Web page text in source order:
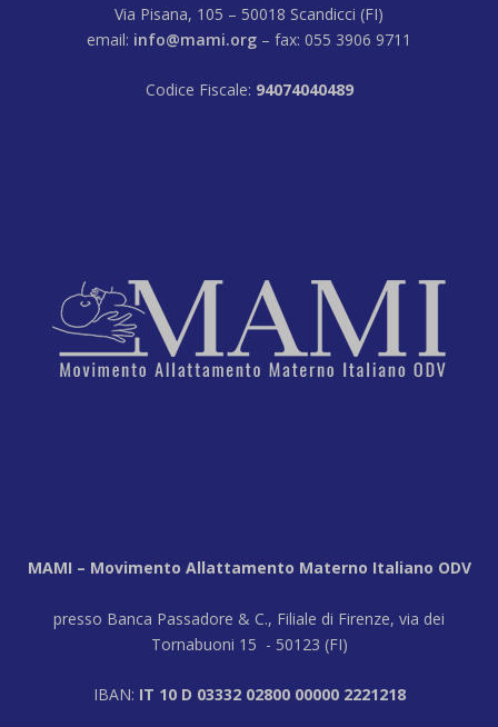
Via Pisana, 105 – 50018 Scandicci (FI)
email: info@mami.org – fax: 055 3906 9711
Codice Fiscale: 94074040489
MAMI – Movimento Allattamento Materno Italiano ODV
presso Banca Passadore & C., Filiale di Firenze, via dei
Tornabuoni 15 - 50123 (FI)
IBAN: IT 10 D 03332 02800 00000 2221218